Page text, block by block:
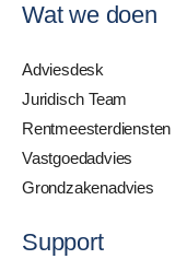
Wat we doen
Adviesdesk
Juridisch Team
Rentmeesterdiensten
Vastgoedadvies
Grondzakenadvies
Support